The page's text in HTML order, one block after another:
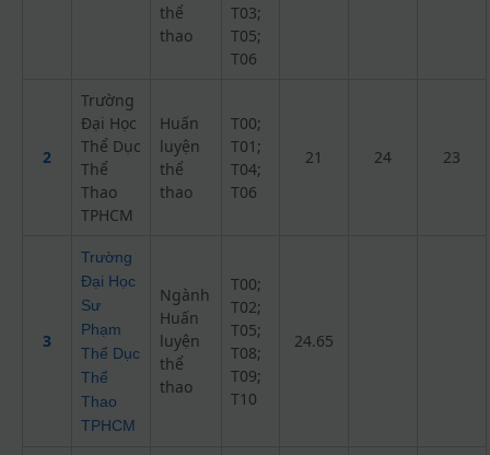
thể
thao
T03;
T05;
T06
2
Trường
Đại Học
Thể Dục
Thể
Thao
TPHCM
Huấn
luyện
thể
thao
T00;
T01;
T04;
T06
21 24 23
3
Trường
Đại Học
Sư
Phạm
Thể Dục
Thể
Thao
TPHCM
Ngành
Huấn
luyện
thể
thao
T00;
T02;
T05;
T08;
T09;
T10
24.65